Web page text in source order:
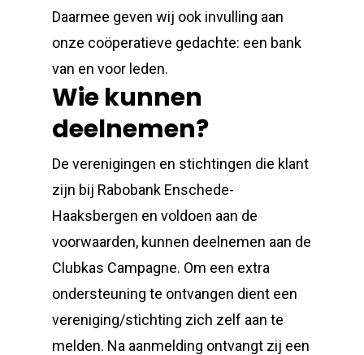
Daarmee geven wij ook invulling aan
onze coöperatieve gedachte: een bank
van en voor leden.
Wie kunnen
deelnemen?
De verenigingen en stichtingen die klant
zijn bij Rabobank Enschede-
Haaksbergen en voldoen aan de
voorwaarden, kunnen deelnemen aan de
Clubkas Campagne. Om een extra
ondersteuning te ontvangen dient een
vereniging/stichting zich zelf aan te
melden. Na aanmelding ontvangt zij een